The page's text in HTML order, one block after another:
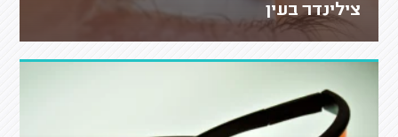
צילינדר בעין